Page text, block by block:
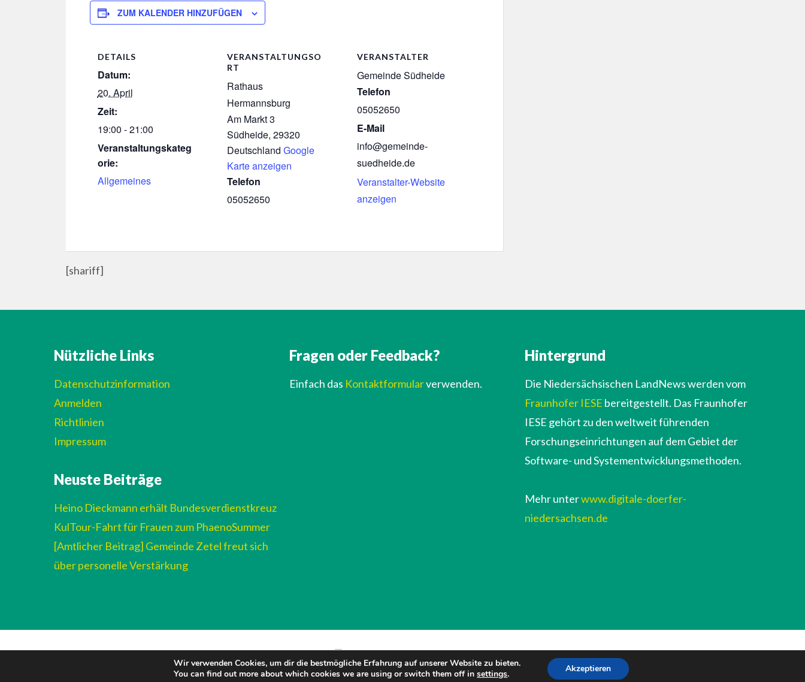
ZUM KALENDER HINZUFÜGEN
DETAILS
Datum:
20. April
Zeit:
19:00 - 21:00
Veranstaltungskateg
orie:
Allgemeines
VERANSTALTUNGSO
RT
Rathaus
Hermannsburg
Am Markt 3
Südheide, 29320
Deutschland Google
Karte anzeigen
Telefon
05052650
VERANSTALTER
Gemeinde Südheide
Telefon
05052650
E-Mail
info@gemeinde-
suedheide.de
Veranstalter-Website
anzeigen
[shariff]
Nützliche Links
Datenschutzinformation
Anmelden
Richtlinien
Impressum
Neuste Beiträge
Heino Dieckmann erhält Bundesverdienstkreuz
KulTour-Fahrt für Frauen zum PhaenoSummer
[Amtlicher Beitrag] Gemeinde Zetel freut sich
über personelle Verstärkung
Fragen oder Feedback?
Einfach das Kontaktformularverwenden.
Hintergrund
Die Niedersächsischen LandNews werden vom
Fraunhofer IESE bereitgestellt. Das Fraunhofer
IESE gehört zu den weltweit führenden
Forschungseinrichtungen auf dem Gebiet der
Software- und Systementwicklungsmethoden.
Mehr unterwww.digitale-doerfer-
niedersachsen.de
Wir verwenden Cookies, um dir die bestmögliche Erfahrung auf unserer Website zu bieten.
You can find out more about which cookies we are using or switch them off insettings. Akzeptieren